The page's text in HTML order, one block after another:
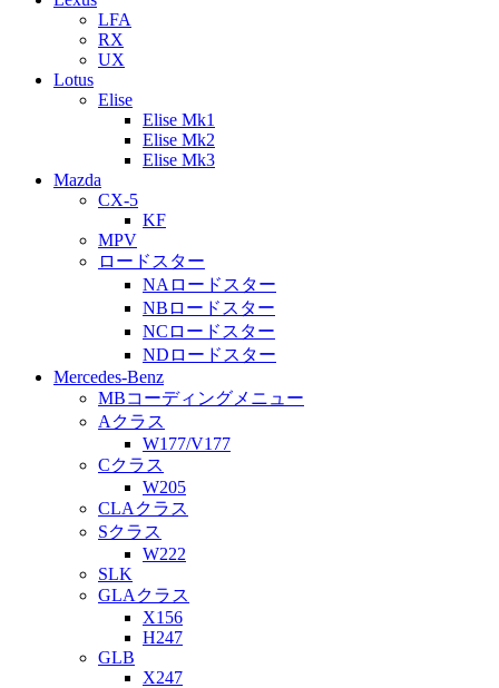
LFA
RX
UX
Lotus
Elise
Elise Mk1
Elise Mk2
Elise Mk3
Mazda
CX-5
KF
MPV
ロードスター
NAロードスター
NBロードスター
NCロードスター
NDロードスター
Mercedes-Benz
MBコーディングメニュー
Aクラス
W177/V177
Cクラス
W205
CLAクラス
Sクラス
W222
SLK
GLAクラス
X156
H247
GLB
X247